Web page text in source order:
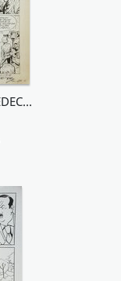
IAN MAC DONALD, LE MEDECIN VOLANT : TU N'ES PAS LE BON DIEU PETIT CHINOIS